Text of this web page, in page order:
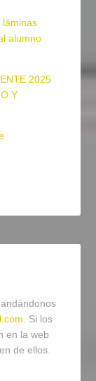
láminas
alumno
2025
Y
. Si los
en la web
de ellos.